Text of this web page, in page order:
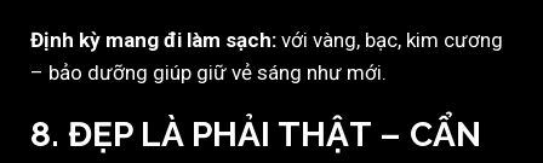
Định kỳ mang đi làm sạch: với vàng, bạc, kim cương
– bảo dưỡng giúp giữ vẻ sáng như mới.
8. ĐẸP LÀ PHẢI THẬT – CẨN